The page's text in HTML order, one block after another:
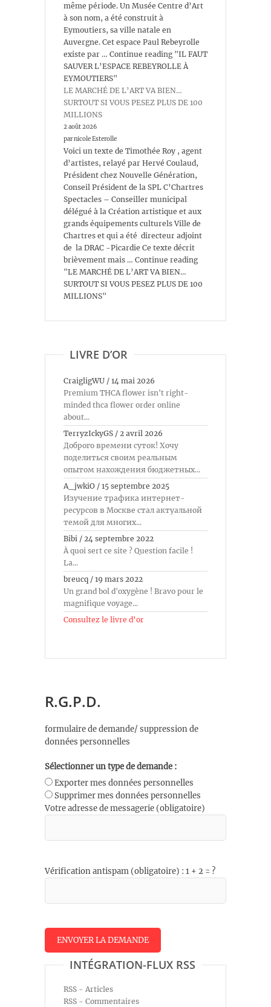
même période. Un Musée Centre d’Art
à son nom, a été construit à
Eymoutiers, sa ville natale en
Auvergne. Cet espace Paul Rebeyrolle
existe par … Continue reading "IL FAUT
SAUVER L’ESPACE REBEYROLLE À
EYMOUTIERS"
LE MARCHÉ DE L’ART VA BIEN…
SURTOUT SI VOUS PESEZ PLUS DE 100
MILLIONS
2 août 2026
par nicole Esterolle
Voici un texte de Timothée Roy , agent
d’artistes, relayé par Hervé Coulaud,
Président chez Nouvelle Génération,
Conseil Président de la SPL C’Chartres
Spectacles – Conseiller municipal
délégué à la Création artistique et aux
grands équipements culturels Ville de
Chartres et qui a été directeur adjoint
de la DRAC -Picardie Ce texte décrit
brièvement mais … Continue reading
"LE MARCHÉ DE L’ART VA BIEN…
SURTOUT SI VOUS PESEZ PLUS DE 100
MILLIONS"
LIVRE D’OR
CraigligWU / 14 mai 2026
Premium THCA flower isn't right-
minded thca flower order online
about...
TerryzIckyGS / 2 avril 2026
Доброго времени суток! Хочу
поделиться своим реальным
опытом нахождения бюджетных...
A_jwkiO / 15 septembre 2025
Изучение трафика интернет-
ресурсов в Москве стал актуальной
темой для многих...
Bibi / 24 septembre 2022
À quoi sert ce site ? Question facile !
La...
breucq / 19 mars 2022
Un grand bol d'oxygène ! Bravo pour le
magnifique voyage...
Consultez le livre d’or
R.G.P.D.
formulaire de demande/ suppression de
données personnelles
Sélectionner un type de demande :
Exporter mes données personnelles
Supprimer mes données personnelles
Votre adresse de messagerie (obligatoire)
Vérification antispam (obligatoire) : 1 + 2 = ?
INTÉGRATION-FLUX RSS
RSS - Articles
RSS - Commentaires